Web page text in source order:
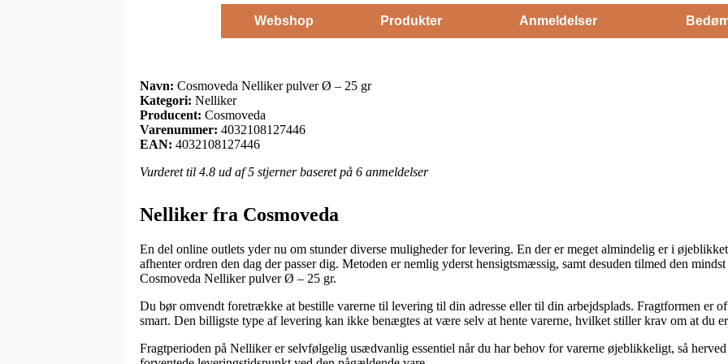
Webshop Produkter Anmeldelser
Navn: Cosmoveda Nelliker pulver Ø – 25 gr
Kategori: Nelliker
Producent: Cosmoveda
Varenummer: 4032108127446
EAN: 4032108127446
Vurderet til 4.8 ud af 5 stjerner baseret på 6 anmeldelser
Nelliker fra Cosmoveda
En del online outlets yder nu om stunder diverse muligheder for levering. En der er meget almindelig er i
afhenter ordren den dag der passer dig. Metoden er nemlig yderst hensigtsmæssig, samt desuden tilmed den
Cosmoveda Nelliker pulver Ø – 25 gr.
Du bør omvendt foretrække at bestille varerne til levering til din adresse eller til din arbejdsplads. Fragtformen er
smart. Den billigste type af levering kan ikke benægtes at være selv at hente varerne, hvilket stiller krav om at du
Fragtperioden på Nelliker er selvfølgelig usædvanlig essentiel når du har behov for varerne øjeblikkeligt, så